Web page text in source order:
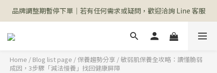
品牌調整期暫停下單｜若有任何需求或疑問，歡迎洽詢 Line 客服
Home / Blog list page /保養趨勢分享 /敏弱肌保養全攻略：讀懂脆弱
成因，3步驟「減法慢養」找回健康屏障